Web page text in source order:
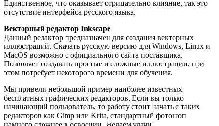
Единственное, что оказывает отрицательно влияние, так это
отсутствие интерфейса русского языка.
Векторный редактор Inkscape
Данный редактор предназначен для создания векторных
иллюстраций. Скачать русскую версию для Windows, Linux и
MacOS возможно с официального сайта поставщика.
Позволяет создавать простые и сложные иллюстрации, при
этом потребует некоторого времени для обучения.
Мы привели небольшой пример наиболее известных
бесплатных графических редакторов. Если вы только
начинающий пользователь, то работу стоит начать с таких
редакторов как Gimp или Krita, стандартный фотошоп
намного сложнее в освоении. Желаем удачи!